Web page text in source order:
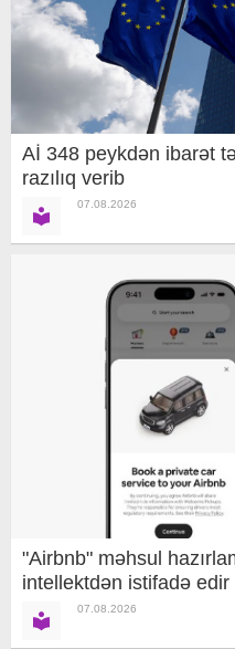
Aİ 348 peykdən ibarət
razılıq verib
07.08.2026
"Airbnb" məhsul
intellektdən istifadə edir
07.08.2026